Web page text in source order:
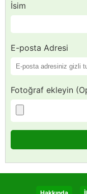
İsim
E-posta Adresi
Fotoğraf ekleyin